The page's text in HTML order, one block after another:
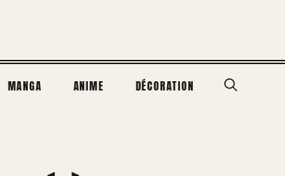
MANGA ANIME DÉCORATION